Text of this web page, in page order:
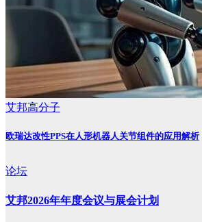
艾邦高分子
欧瑞达改性PPS在人形机器人关节组件的应用解析
论坛
艾邦2026年年度会议与展会计划